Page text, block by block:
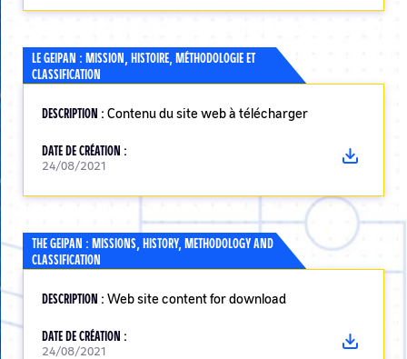
LE GEIPAN : MISSION, HISTOIRE, MÉTHODOLOGIE ET
CLASSIFICATION
DESCRIPTION : Contenu du site web à télécharger
DATE DE CRÉATION :
24/08/2021
THE GEIPAN : MISSIONS, HISTORY, METHODOLOGY AND
CLASSIFICATION
DESCRIPTION : Web site content for download
DATE DE CRÉATION :
24/08/2021